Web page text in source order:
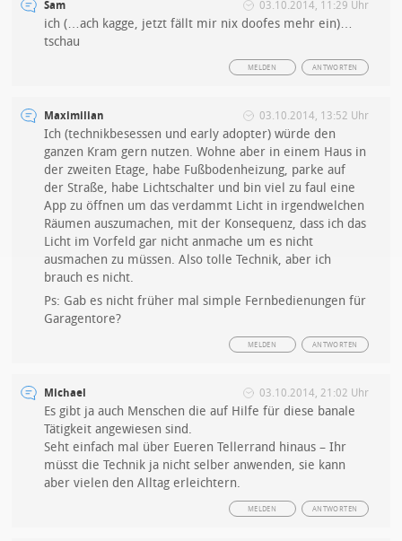
Sam 03.10.2014, 11:29 Uhr
ich (…ach kagge, jetzt fällt mir nix doofes mehr ein)…
tschau
ANTWORTEN
MELDEN
Maximilian 03.10.2014, 13:52 Uhr
Ich (technikbesessen und early adopter) würde den
ganzen Kram gern nutzen. Wohne aber in einem Haus in
der zweiten Etage, habe Fußbodenheizung, parke auf
der Straße, habe Lichtschalter und bin viel zu faul eine
App zu öffnen um das verdammt Licht in irgendwelchen
Räumen auszumachen, mit der Konsequenz, dass ich das
Licht im Vorfeld gar nicht anmache um es nicht
ausmachen zu müssen. Also tolle Technik, aber ich
brauch es nicht.
Ps: Gab es nicht früher mal simple Fernbedienungen für
Garagentore?
ANTWORTEN
MELDEN
Michael 03.10.2014, 21:02 Uhr
Es gibt ja auch Menschen die auf Hilfe für diese banale
Tätigkeit angewiesen sind.
Seht einfach mal über Eueren Tellerrand hinaus – Ihr
müsst die Technik ja nicht selber anwenden, sie kann
aber vielen den Alltag erleichtern.
ANTWORTEN
MELDEN